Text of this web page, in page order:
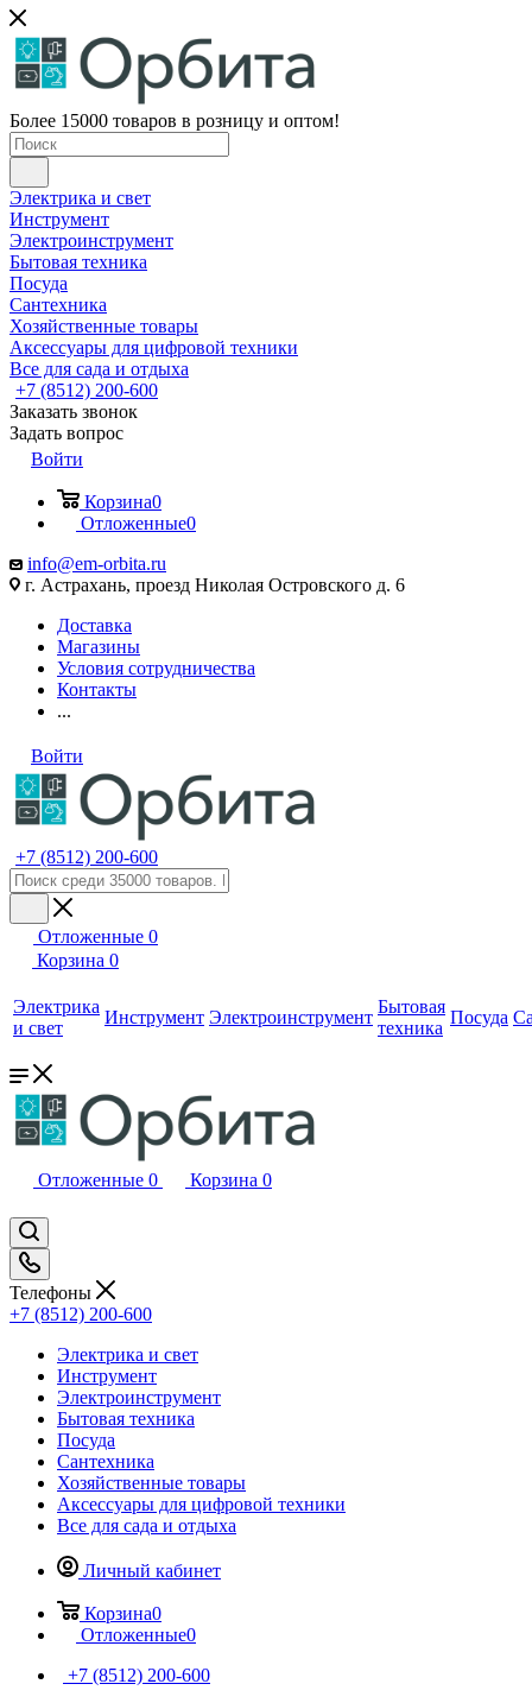
Более 15000 товаров в розницу и оптом!
Электрика и свет
Инструмент
Электроинструмент
Бытовая техника
Посуда
Сантехника
Хозяйственные товары
Аксессуары для цифровой техники
Все для сада и отдыха
+7 (8512) 200-600
Заказать звонок
Задать вопрос
Войти
Корзина0
Отложенные0
info@em-orbita.ru
г. Астрахань, проезд Николая Островского д. 6
Доставка
Магазины
Условия сотрудничества
Контакты
...
Войти
+7 (8512) 200-600
Отложенные 0
Корзина 0
Электрика
и свет
Инструмент Электроинструмент
Бытовая
техника
Посуда
Отложенные 0 Корзина 0
Телефоны
+7 (8512) 200-600
Электрика и свет
Инструмент
Электроинструмент
Бытовая техника
Посуда
Сантехника
Хозяйственные товары
Аксессуары для цифровой техники
Все для сада и отдыха
Личный кабинет
Корзина0
Отложенные0
+7 (8512) 200-600